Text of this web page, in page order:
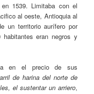
en 1539. Limitaba con el
al oeste, Antioquia al
un territorio aurífero por
eran negros y
en el precio de sus
de harina del norte de
el sustentar un arriero,